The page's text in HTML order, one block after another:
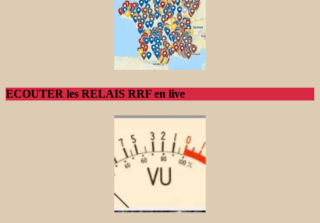
ECOUTER les RELAIS RRF en live